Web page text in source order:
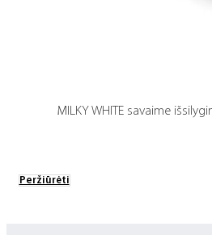
MILKY WHITE savaime
Peržiūrėti